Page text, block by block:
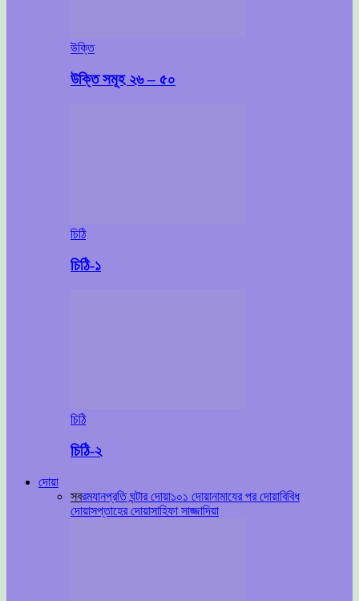
উক্তি
উক্তি সমূহ ২৬ – ৫০
চিঠি
চিঠি-১
চিঠি
চিঠি-২
দোয়া
সবরমযানপ্রতি ঘন্টার দোয়া১০১ দোয়ানামাযের পর দোয়াবিবিধ
দোয়াসপ্তাহের দোয়াসাহিফা সাজ্জাদিয়া